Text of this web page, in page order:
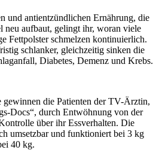
und antientzündlichen Ernährung, die
neu aufbaut, gelingt ihr, woran viele
Fettpolster schmelzen kontinuierlich.
schlanker, gleichzeitig sinken die
Diabetes, Demenz und Krebs.
die Patienten der TV-Ärztin,
Docs“, durch Entwöhnung von der
über ihr Essverhalten. Die
umsetzbar und funktioniert bei 3 kg
40 kg.